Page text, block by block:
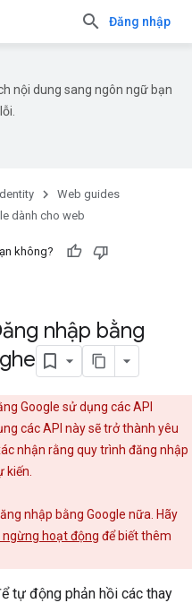
Đăng nhập
nội dung sang ngôn ngữ bạn
Web guides
dành cho web
không?
nhập bằng
Google sử dụng các API
các API này sẽ trở thành yêu
nhận rằng quy trình đăng nhập
nhập bằng Google nữa. Hãy
ngừng hoạt động để biết thêm
tự động phản hồi các thay